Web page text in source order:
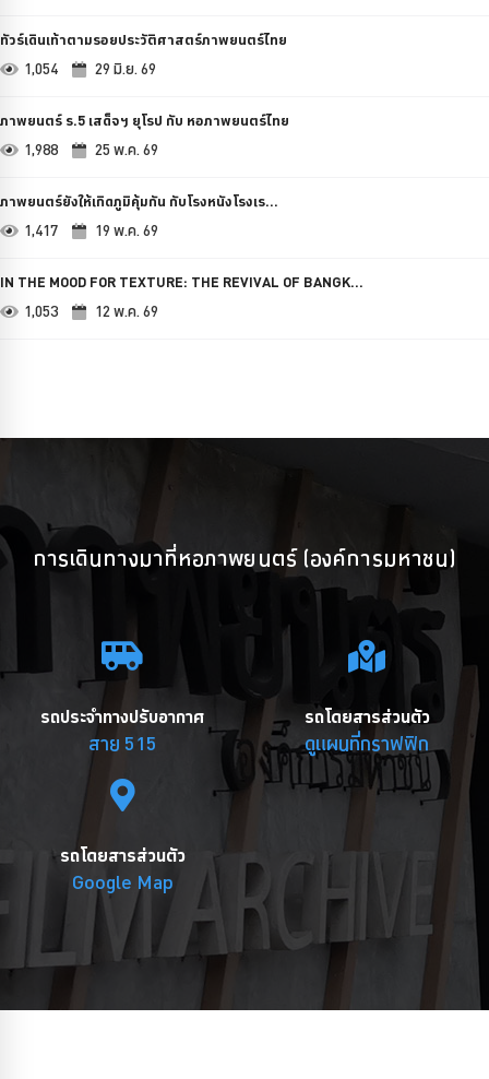
ทัวร์เดินเท้าตามรอยประวัติศาสตร์ภาพยนตร์ไทย
1,054 29 มิ.ย. 69
ภาพยนตร์ ร.5 เสด็จฯ ยุโรป กับ หอภาพยนตร์ไทย
1,988 25 พ.ค. 69
ภาพยนตร์ยังให้เกิดภูมิคุ้มกัน กับโรงหนังโรงเร...
1,417 19 พ.ค. 69
IN THE MOOD FOR TEXTURE: THE REVIVAL OF BANGK...
1,053 12 พ.ค. 69
การเดินทางมาที่หอภาพยนตร์ (องค์การมหาชน)
รถประจำทางปรับอากาศ
สาย 515
รถโดยสารส่วนตัว
ดูแผนที่กราฟฟิก
รถโดยสารส่วนตัว
Google Map